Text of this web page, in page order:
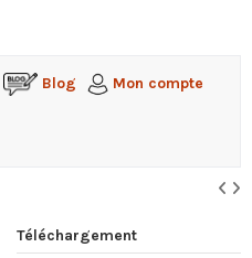
Blog Mon compte
Téléchargement